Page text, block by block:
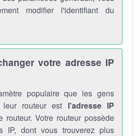
modifier l'identifiant du
votre adresse IP
populaire que les gens
routeur est l'adresse IP
routeur. Votre routeur possède
IP, dont vous trouverez plus